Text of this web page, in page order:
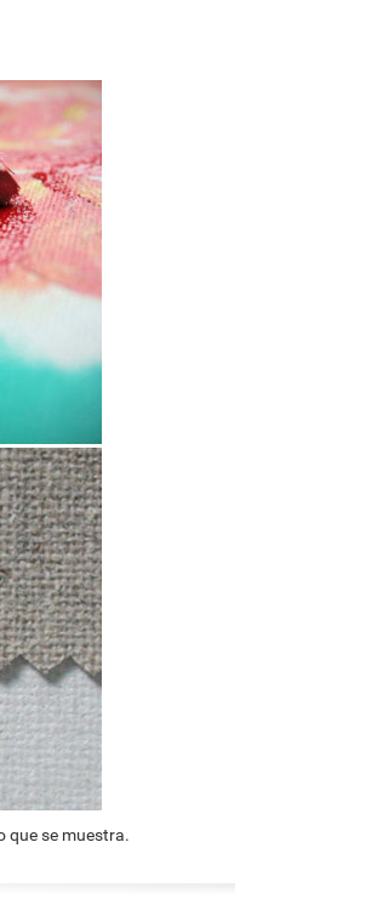
que se muestra.